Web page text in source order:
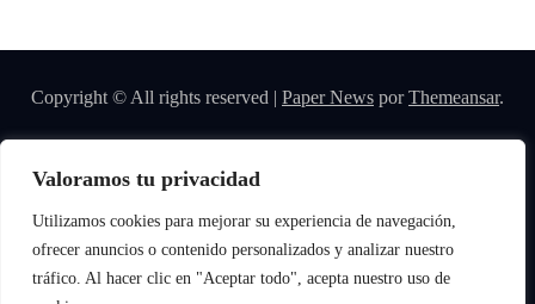
Valoramos tu privacidad
Utilizamos cookies para mejorar su experiencia de navegación,
ofrecer anuncios o contenido personalizados y analizar nuestro
tráfico. Al hacer clic en "Aceptar todo", acepta nuestro uso de
Copyright © All rights reserved | Paper News porThemeansar.